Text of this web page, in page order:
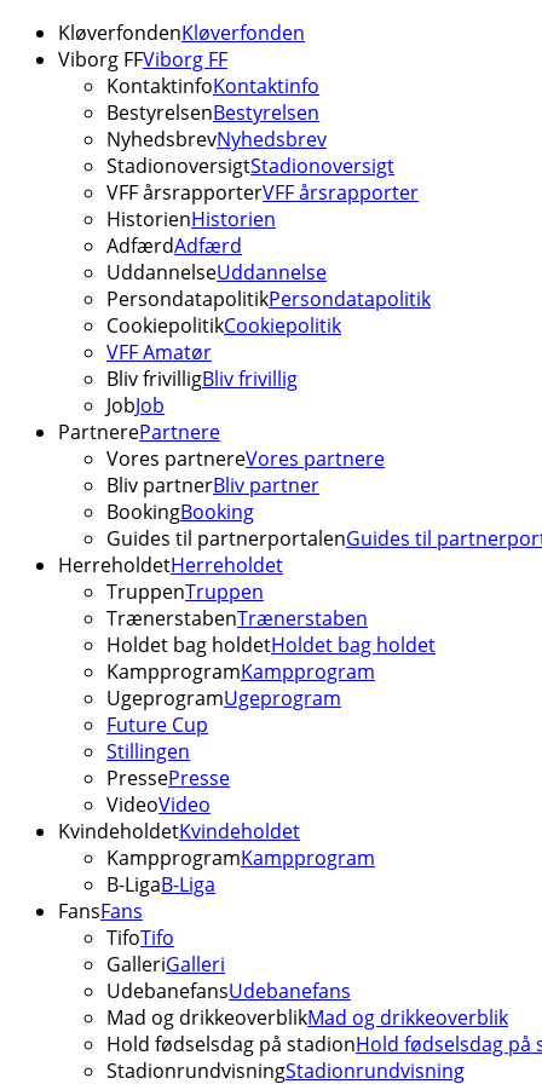
KløverfondenKløverfonden
Viborg FFViborg FF
KontaktinfoKontaktinfo
BestyrelsenBestyrelsen
NyhedsbrevNyhedsbrev
StadionoversigtStadionoversigt
VFF årsrapporterVFF årsrapporter
HistorienHistorien
AdfærdAdfærd
UddannelseUddannelse
PersondatapolitikPersondatapolitik
CookiepolitikCookiepolitik
VFF Amatør
Bliv frivilligBliv frivillig
JobJob
PartnerePartnere
Vores partnereVores partnere
Bliv partnerBliv partner
BookingBooking
Guides til partnerportalenGuides til
HerreholdetHerreholdet
TruppenTruppen
TrænerstabenTrænerstaben
Holdet bag holdetHoldet bag holdet
KampprogramKampprogram
UgeprogramUgeprogram
Future Cup
Stillingen
PressePresse
VideoVideo
KvindeholdetKvindeholdet
KampprogramKampprogram
B-LigaB-Liga
FansFans
TifoTifo
GalleriGalleri
UdebanefansUdebanefans
Mad og drikkeoverblikMad og drikkeoverblik
Hold fødselsdag på stadionHold fødselsdag på
StadionrundvisningStadionrundvisning